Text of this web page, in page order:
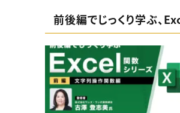
前後編でじっくり学ぶ、